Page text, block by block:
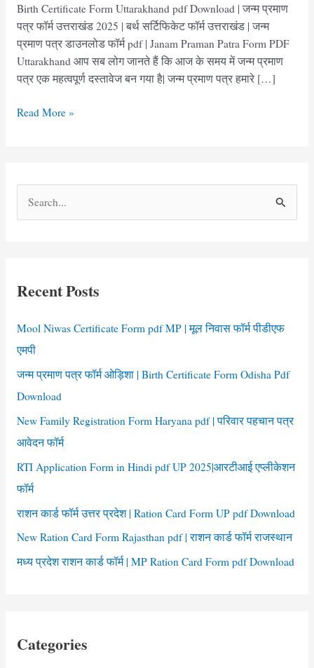
Birth Certificate Form Uttarakhand pdf Download | जन्म प्रमाण
पत्र फॉर्म उत्तराखंड 2025 | बर्थ सर्टिफिकेट फॉर्म उत्तराखंड | जन्म
प्रमाण पत्र डाउनलोड फॉर्म pdf | Janam Praman Patra Form PDF
Uttarakhand आप सब लोग जानते हैं कि आज के समय में जन्म प्रमाण
पत्र एक महत्वपूर्ण दस्तावेज बन गया है| जन्म प्रमाण पत्र हमारे […]
Birth
pdf
जन्म
उत्तराखंड
Read More »
f
o
:
Recent Posts
Mool Niwas Certificate Form pdf MP | मूल निवास फॉर्म पीडीएफ
एमपी
जन्म प्रमाण पत्र फॉर्म ओड़िशा | Birth Certificate Form Odisha Pdf
Download
New Family Registration Form Haryana pdf | परिवार पहचान पत्र
आवेदन फॉर्म
RTI Application Form in Hindi pdf UP 2025|आरटीआई एप्लीकेशन
फॉर्म
राशन कार्ड फॉर्म उत्तर प्रदेश | Ration Card Form UP pdf Download
New Ration Card Form Rajasthan pdf | राशन कार्ड फॉर्म राजस्थान
मध्य प्रदेश राशन कार्ड फॉर्म | MP Ration Card Form pdf Download
Categories